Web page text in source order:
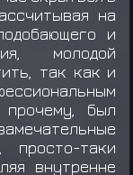
на
и
молодой
так как и
был
просто-таки
внутренне